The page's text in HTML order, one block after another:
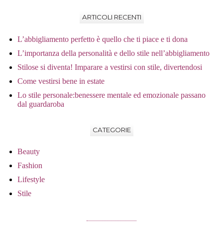
ARTICOLI RECENTI
L’abbigliamento perfetto è quello che ti piace e ti dona
L’importanza della personalità e dello stile nell’abbigliamento
Stilose si diventa! Imparare a vestirsi con stile, divertendosi
Come vestirsi bene in estate
Lo stile personale:benessere mentale ed emozionale passano
dal guardaroba
CATEGORIE
Beauty
Fashion
Lifestyle
Stile